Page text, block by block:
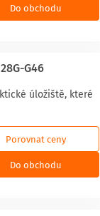
Do obchodu
G46
úložiště, které
Porovnat ceny
Do obchodu